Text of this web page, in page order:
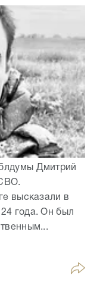
Дмитрий
высказали в
года. Он был